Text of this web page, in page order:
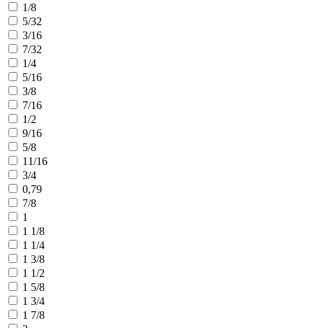
1/8
5/32
3/16
7/32
1/4
5/16
3/8
7/16
1/2
9/16
5/8
11/16
3/4
0,79
7/8
1
1 1/8
1 1/4
1 3/8
1 1/2
1 5/8
1 3/4
1 7/8